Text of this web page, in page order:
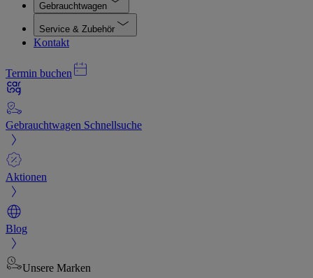
Gebrauchtwagen
Service & Zubehör
Kontakt
Termin buchen
Gebrauchtwagen Schnellsuche
Aktionen
Blog
Unsere Marken